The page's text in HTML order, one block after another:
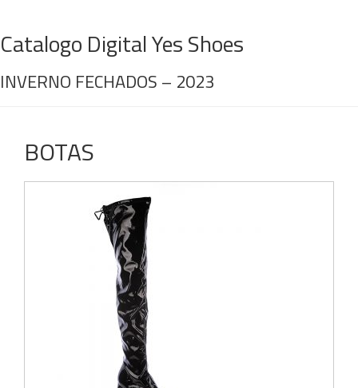
Catalogo Digital Yes Shoes
INVERNO FECHADOS – 2023
BOTAS